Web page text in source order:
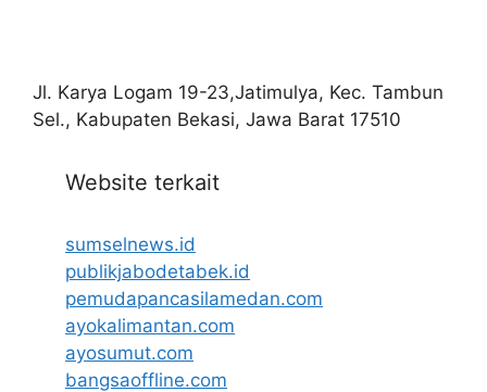
Jl. Karya Logam 19-23,Jatimulya, Kec. Tambun
Sel., Kabupaten Bekasi, Jawa Barat 17510
Website terkait
sumselnews.id
publikjabodetabek.id
pemudapancasilamedan.com
ayokalimantan.com
ayosumut.com
bangsaoffline.com